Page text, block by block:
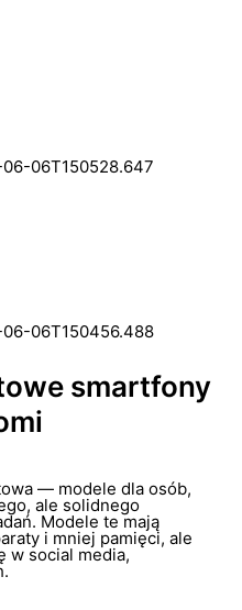
smartfony
— modele dla osób,
ale solidnego
Modele te mają
i mniej pamięci, ale
w social media,